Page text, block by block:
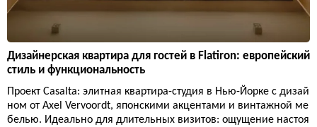
Дизайнерская квартира для гостей в Flatiron: европейский
стиль и функциональность
Проект Casalta: элитная квартира-студия в Нью-Йорке с дизай
ном от Axel Vervoordt, японскими акцентами и винтажной ме
белью. Идеально для длительных визитов: ощущение настоя